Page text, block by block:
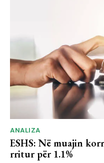
ANALIZA
ESHS: Në muajin
rritur për 1.1%